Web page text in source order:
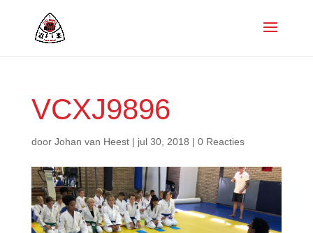
VCXJ9896
door Johan van Heest| jul 30, 2018 | 0 Reacties